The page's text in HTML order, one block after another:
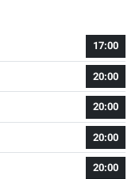
17:00
20:00
20:00
20:00
20:00